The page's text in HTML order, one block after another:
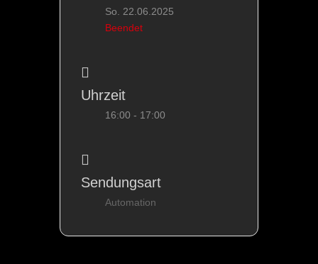
So. 22.06.2025
Beendet
Uhrzeit
16:00 - 17:00
Sendungsart
Automation